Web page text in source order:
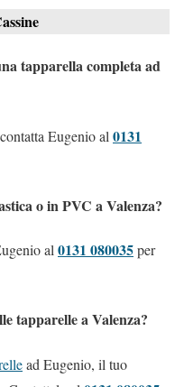
tapparella completa ad
Eugenio al 0131
o in PVC a Valenza?
al 0131 080035per
tapparelle a Valenza?
ad Eugenio, il tuo